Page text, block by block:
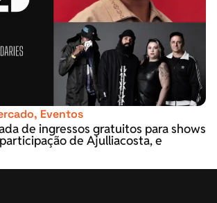
, Eventos
de ingressos gratuitos para shows
de Ajulliacosta, e